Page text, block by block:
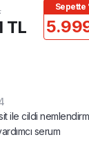
TL
Sepette
ile cildi
serum